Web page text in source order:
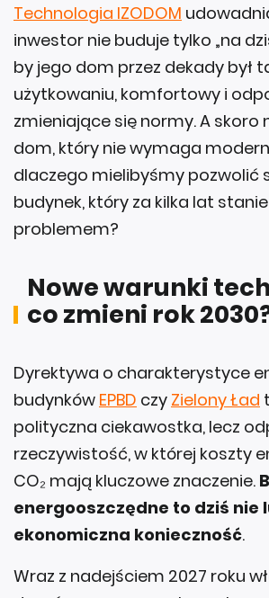
Technologia IZODOM
inwestor nie buduje tylko „na
by jego dom przez dekady był
użytkowaniu, komfortowy i
zmieniające się normy. A skoro
dom, który nie wymaga
dlaczego mielibyśmy pozwolić
budynek, który za kilka lat
problemem?
Nowe warunki
co zmieni rok
Dyrektywa o charakterystyce
budynków EPBD czy Zielony Ład
polityczna ciekawostka, lecz
rzeczywistość, w której koszty
CO₂ mają kluczowe znaczenie.
energooszczędne to dziś nie
ekonomiczna konieczność.
Wraz z nadejściem 2027 roku